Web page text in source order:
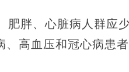
胖、心脏病人群应
高血压和冠心病患者